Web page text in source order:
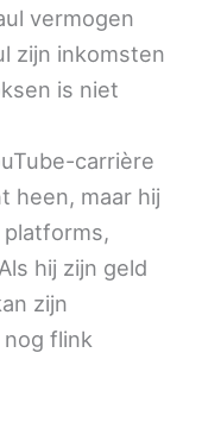
vermogen
zijn inkomsten
is niet
carrière
heen, maar hij
hij zijn geld
zijn
flink